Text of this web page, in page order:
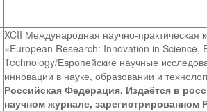
XCII Международная научно-практическая
«European Research: Innovation in Science,
Technology/Европейские научные
инновации в науке, образовании и
Российская Федерация. Издаётся в
научном журнале, зарегистрированном